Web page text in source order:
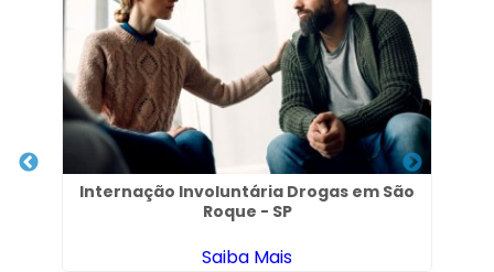
Internação Involuntária Drogas em São
Roque - SP
Saiba Mais